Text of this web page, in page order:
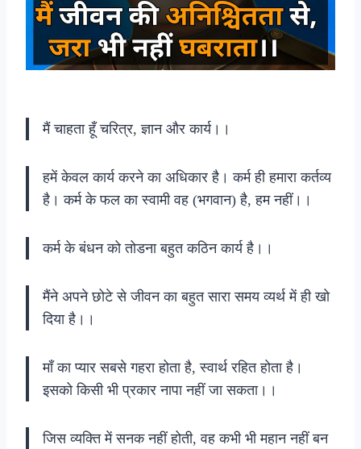
मैं चाहता हूँ चरित्र, ज्ञान और कार्य।।
हमें केवल कार्य करने का अधिकार है। कर्म ही हमारा कर्तव्य
है। कर्म के फल का स्वामी वह (भगवान) है, हम नहीं।।
कर्म के बंधन को तोडना बहुत कठिन कार्य है।।
मैंने अपने छोटे से जीवन का बहुत सारा समय व्यर्थ में ही खो
दिया है।‌।
माँ का प्यार सबसे गहरा होता है, स्वार्थ रहित होता है।
इसको किसी भी प्रकार नापा नहीं जा सकता।।
जिस व्यक्ति में सनक नहीं होती, वह कभी भी महान नहीं बन